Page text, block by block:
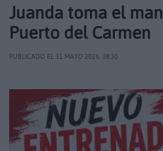
Juanda toma el
Puerto del Carmen
PUBLICADO EL 31 MAYO 2026, 08:30